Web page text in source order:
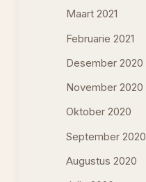
Maart 2021
Februarie 2021
Desember 2020
November 2020
Oktober 2020
September 2020
Augustus 2020